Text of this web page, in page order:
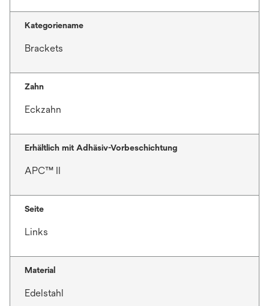
Kategoriename
Brackets
Zahn
Eckzahn
Erhältlich mit Adhäsiv-Vorbeschichtung
APC™ II
Seite
Links
Material
Edelstahl